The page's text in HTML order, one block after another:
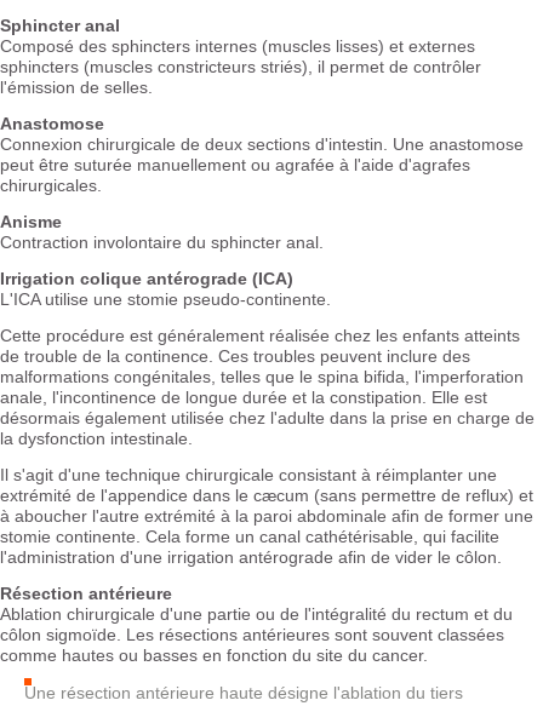
Sphincter anal
Composé des sphincters internes (muscles lisses) et externes
sphincters (muscles constricteurs striés), il permet de contrôler
l'émission de selles.
Anastomose
Connexion chirurgicale de deux sections d'intestin. Une anastomose
peut être suturée manuellement ou agrafée à l'aide d'agrafes
chirurgicales.
Anisme
Contraction involontaire du sphincter anal.
Irrigation colique antérograde (ICA)
L'ICA utilise une stomie pseudo-continente.
Cette procédure est généralement réalisée chez les enfants atteints
de trouble de la continence. Ces troubles peuvent inclure des
malformations congénitales, telles que le spina bifida, l'imperforation
anale, l'incontinence de longue durée et la constipation. Elle est
désormais également utilisée chez l'adulte dans la prise en charge de
la dysfonction intestinale.
Il s'agit d'une technique chirurgicale consistant à réimplanter une
extrémité de l'appendice dans le cæcum (sans permettre de reflux) et
à aboucher l'autre extrémité à la paroi abdominale afin de former une
stomie continente. Cela forme un canal cathétérisable, qui facilite
l'administration d'une irrigation antérograde afin de vider le côlon.
Résection antérieure
Ablation chirurgicale d'une partie ou de l'intégralité du rectum et du
côlon sigmoïde. Les résections antérieures sont souvent classées
comme hautes ou basses en fonction du site du cancer.
Une résection antérieure haute désigne l'ablation du tiers